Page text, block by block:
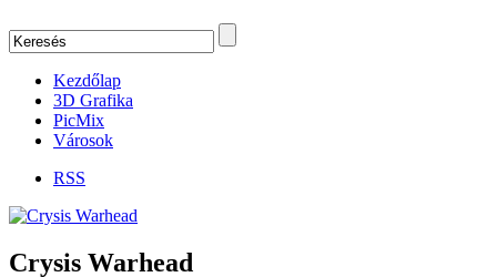
Kezdőlap
3D Grafika
PicMix
Városok
RSS
Crysis Warhead